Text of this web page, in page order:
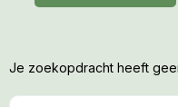
Je zoekopdracht heeft